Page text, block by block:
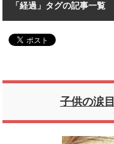
「経過」タグの記事一覧
子供の涙